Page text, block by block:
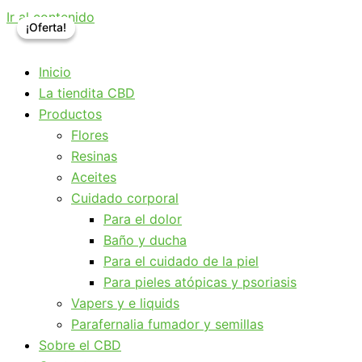
Ir al contenido
Inicio
La tiendita CBD
Productos
Flores
Resinas
Aceites
Cuidado corporal
Para el dolor
Baño y ducha
Para el cuidado de la piel
Para pieles atópicas y psoriasis
Vapers y e liquids
Parafernalia fumador y semillas
Sobre el CBD
¡Oferta!
¡Oferta!